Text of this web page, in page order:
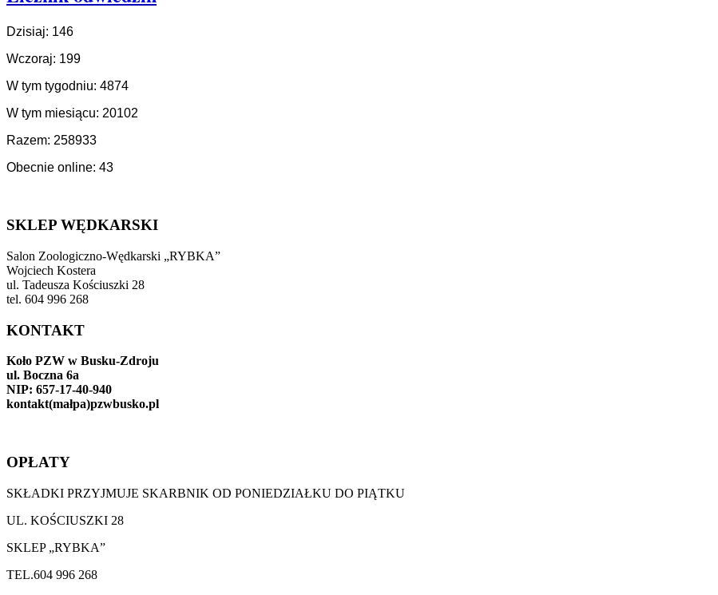
Dzisiaj: 146
Wczoraj: 199
W tym tygodniu: 4874
W tym miesiącu: 20102
Razem: 258933
Obecnie online: 43
SKLEP WĘDKARSKI
Salon Zoologiczno-Wędkarski „RYBKA”
Wojciech Kostera
ul. Tadeusza Kościuszki 28
tel. 604 996 268
KONTAKT
Koło PZW w Busku-Zdroju
ul. Boczna 6a
NIP: 657-17-40-940
kontakt(małpa)pzwbusko.pl
OPŁATY
SKŁADKI PRZYJMUJE SKARBNIK OD PONIEDZIAŁKU DO PIĄTKU
UL. KOŚCIUSZKI 28
SKLEP „RYBKA”
TEL.604 996 268